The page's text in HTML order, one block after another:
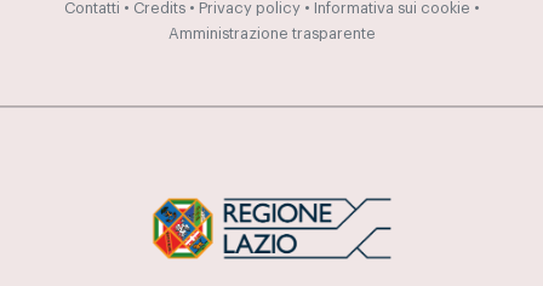
Contatti • Credits• Privacy policy• Informativa sui cookie •
Amministrazione trasparente